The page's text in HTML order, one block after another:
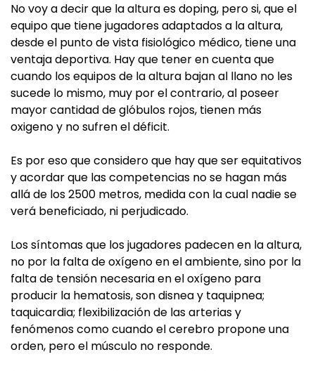
No voy a decir que la altura es doping, pero si, que el
equipo que tiene jugadores adaptados a la altura,
desde el punto de vista fisiológico médico, tiene una
ventaja deportiva. Hay que tener en cuenta que
cuando los equipos de la altura bajan al llano no les
sucede lo mismo, muy por el contrario, al poseer
mayor cantidad de glóbulos rojos, tienen más
oxigeno y no sufren el déficit.
Es por eso que considero que hay que ser equitativos
y acordar que las competencias no se hagan más
allá de los 2500 metros, medida con la cual nadie se
verá beneficiado, ni perjudicado.
Los síntomas que los jugadores padecen en la altura,
no por la falta de oxígeno en el ambiente, sino por la
falta de tensión necesaria en el oxígeno para
producir la hematosis, son disnea y taquipnea;
taquicardia; flexibilización de las arterias y
fenómenos como cuando el cerebro propone una
orden, pero el músculo no responde.